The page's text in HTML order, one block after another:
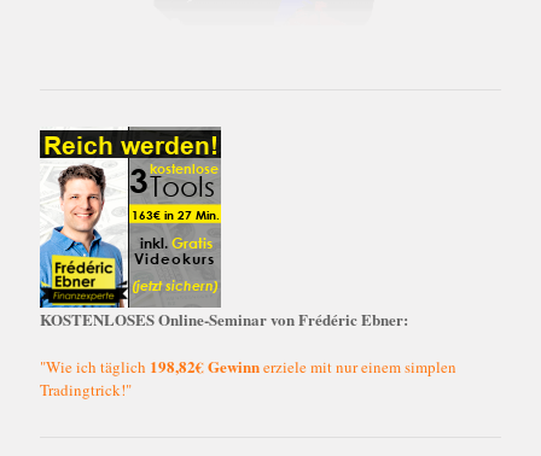
KOSTENLOSES Online-Seminar von Frédéric Ebner:
"Wie ich täglich 198,82€ Gewinnerziele mit nur einem simplen
Tradingtrick!"